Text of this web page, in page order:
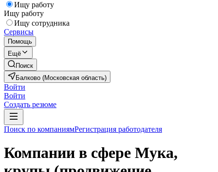
Ищу работу
Ищу работу
Ищу сотрудника
Сервисы
Помощь
Ещё
Поиск
Балково (Московская область)
Войти
Войти
Создать резюме
Поиск по компаниямРегистрация работодателя
Компании в сфере Мука,